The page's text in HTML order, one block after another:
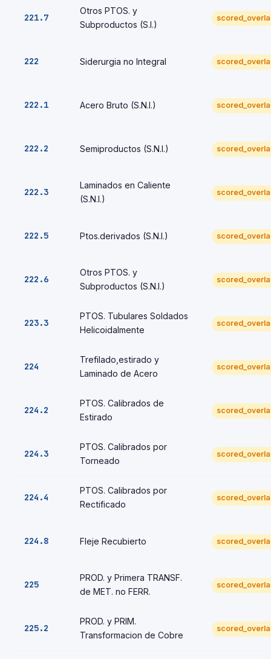
221.7
Otros PTOS. y
Subproductos (S.I.)
222 Siderurgia no Integral
222.1 Acero Bruto (S.N.I.)
222.2 Semiproductos (S.N.I.)
222.3
Laminados en Caliente
(S.N.I.)
222.5 Ptos.derivados (S.N.I.)
222.6
Otros PTOS. y
Subproductos (S.N.I.)
223.3
PTOS. Tubulares Soldados
Helicoidalmente
224
Trefilado,estirado y
Laminado de Acero
224.2
PTOS. Calibrados de
Estirado
224.3
PTOS. Calibrados por
Torneado
224.4
PTOS. Calibrados por
Rectificado
224.8 Fleje Recubierto
225
PROD. y Primera TRANSF.
de MET. no FERR.
225.2
PROD. y PRIM.
Transformacion de Cobre